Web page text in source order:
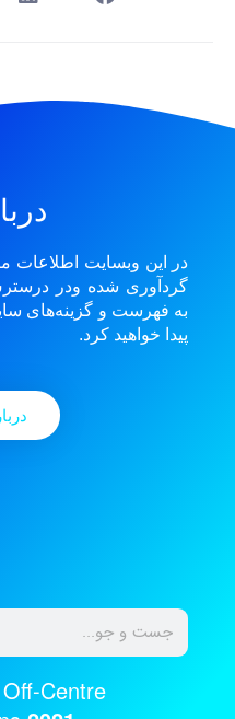
در این وبسایت اطلاعات
گردآوری شده ودر
به فهرست و گزینه‌های
پیدا خواهید کرد.
Off-Centre